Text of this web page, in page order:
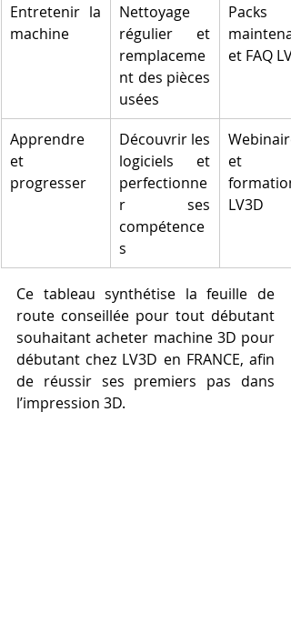
Entretenir la
machine
Nettoyage
régulier et
remplaceme
nt des pièces
usées
Packs
et FAQ
Apprendre
et
progresser
Découvrir les
logiciels et
perfectionne
r ses
compétence
s
et
LV3D
Ce tableau synthétise la feuille de
route conseillée pour tout débutant
souhaitant acheter machine 3D pour
débutant chez LV3D en FRANCE, afin
de réussir ses premiers pas dans
l’impression 3D.